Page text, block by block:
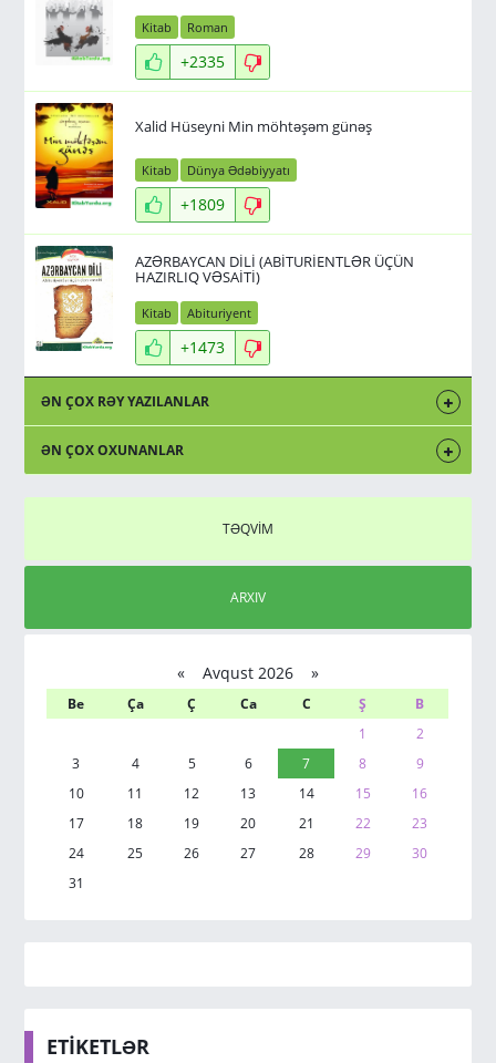
Kitab Roman
+2335
Xalid Hüseyni Min möhtəşəm günəş
Kitab Dünya Ədəbiyyatı
+1809
AZƏRBAYCAN DİLİ (ABİTURİENTLƏR ÜÇÜN
HAZIRLIQ VƏSAİTİ)
Kitab Abituriyent
+1473
ƏN ÇOX RƏY YAZILANLAR
ƏN ÇOX OXUNANLAR
TƏQVİM
ARXIV
«Avqust 2026 »
Be Ça Ç Ca C Ş
B
1
2
3
4 5 6 7 8
9
10
11 12 13 14 15
16
17
18 19 20 21 22
23
24
25 26 27 28 29
30
31
ETİKETLƏR